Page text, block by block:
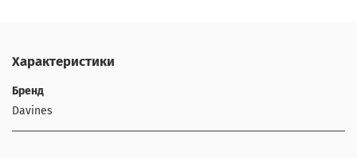
Характеристики
Бренд
Davines